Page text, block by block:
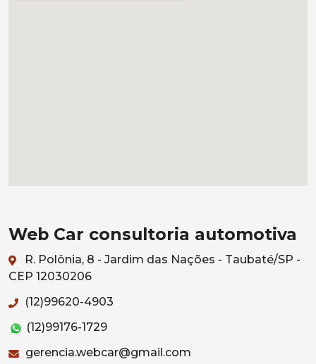
Web Car consultoria automotiva
R. Polônia, 8 - Jardim das Nações - Taubaté/SP -
CEP 12030206
(12)99620-4903
(12)99176-1729
gerencia.webcar@gmail.com